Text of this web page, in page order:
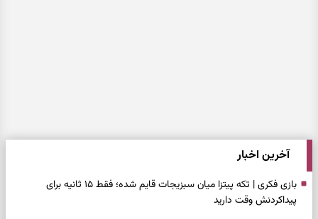
آخرین اخبار
بازی فکری | تکه پیتزا میان سبزیجات قایم شده؛ فقط ۱۵ ثانیه برای
پیداکردنش وقت دارید